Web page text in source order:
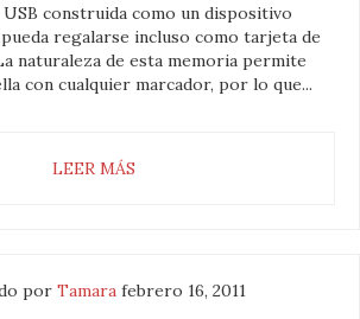
construida como un dispositivo
regalarse incluso como tarjeta de
naturaleza de esta memoria permite
con cualquier marcador, por lo que...
LEER MÁS
por Tamara febrero 16, 2011